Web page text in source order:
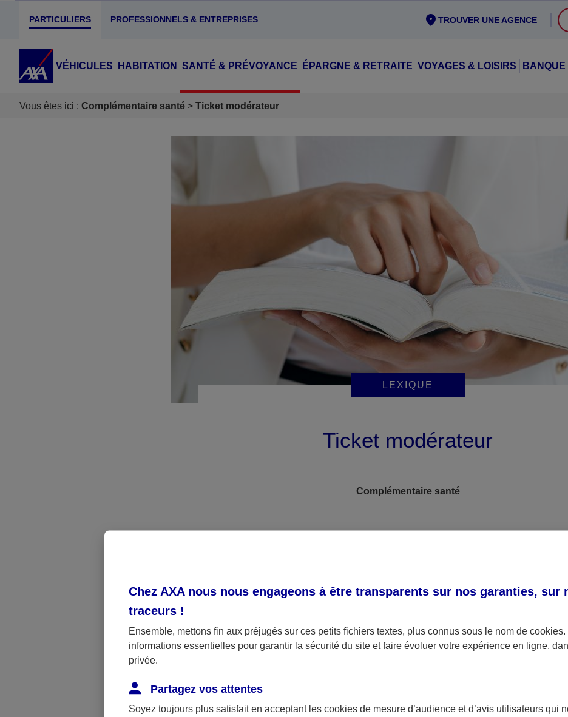
PARTICULIERS PROFESSIONNELS & ENTREPRISES TROUVER UNE AGENCE
VÉHICULES HABITATION SANTÉ & PRÉVOYANCE ÉPARGNE & RETRAITE VOYAGES & LOISIRS
Vous êtes ici : Complémentaire santé Ticket modérateur
LEXIQUE
Complémentaire santé
Ticket modérateur
En France, le ticket modérateur représente le montant des dépenses de
Le ticket modérateur est plus ou moins important selon les prestations de
Le ticket modérateur représente un pourcentage du tarif de convention
quote-part personnelle ou d’intervention personnelle lorsque l’on évoque le
modérateur.
Chez AXA nous nous engageons à être transparents sur nos garanties, sur
traceurs !
Ensemble, mettons fin aux préjugés sur ces petits fichiers textes, plus connus sous le nom de cookies.
informations essentielles pour garantir la sécurité du site et faire évoluer votre expérience en ligne,
privée.
Partagez vos attentes
Soyez toujours plus satisfait en acceptant les cookies de mesure d’audience et d’avis utilisateurs qui